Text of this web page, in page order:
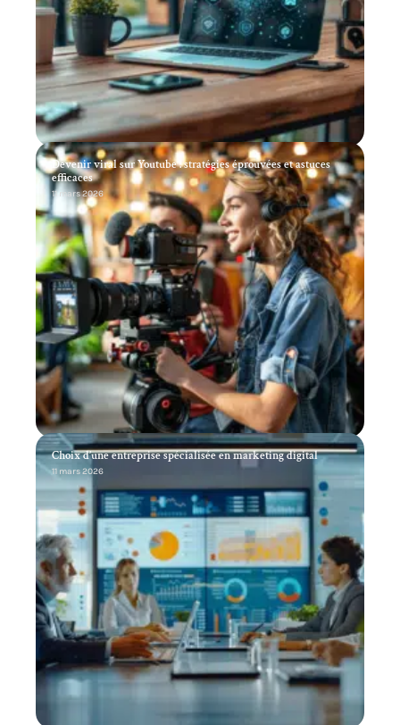
Devenir viral sur Youtube : stratégies éprouvées et astuces
efficaces
11 mars 2026
Choix d’une entreprise spécialisée en marketing digital
11 mars 2026